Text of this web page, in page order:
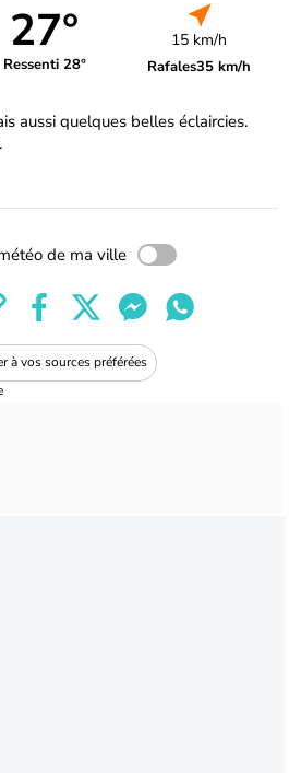
27°
Ressenti 28°
15 km/h
Rafales35 km/h
aussi quelques belles éclaircies.
de ma ville
à vos sources préférées